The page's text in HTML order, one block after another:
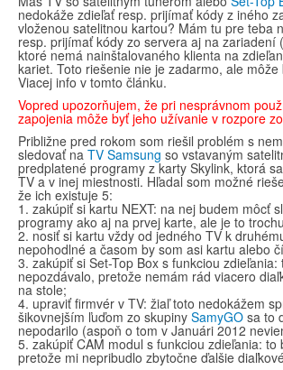
nedokáže zdieľať resp. prijímať kódy z iného
vloženou satelitnou kartou? Mám tu pre teba
resp. prijímať kódy zo servera aj na zariadení
ktoré nemá nainštalovaného klienta na
kariet. Toto riešenie nie je zadarmo, ale môže
Viacej info v tomto článku.
Vopred upozorňujem, že pri nesprávnom
zapojenia môže byť jeho užívanie v rozpore
Približne pred rokom som riešil problém s
sledovať na TV Samsung so vstavaným
predplatené programy z karty Skylink, ktorá
TV a v inej miestnosti. Hľadal som možné
že ich existuje 5:
1. zakúpiť si kartu NEXT: na nej budem môcť
programy ako aj na prvej karte, ale je to
2. nosiť si kartu vždy od jedného TV k
nepohodlné a časom by som asi kartu alebo
3. zakúpiť si Set-Top Box s funkciou
nepozdávalo, pretože nemám rád viacero
na stole;
4. upraviť firmvér v TV: žiaľ toto nedokážem
šikovnejším ľuďom zo skupiny SamyGO sa to
nepodarilo (aspoň o tom v Januári 2012
5. zakúpiť CAM modul s funkciou zdieľania: to
pretože mi nepribudlo zbytočne ďalšie